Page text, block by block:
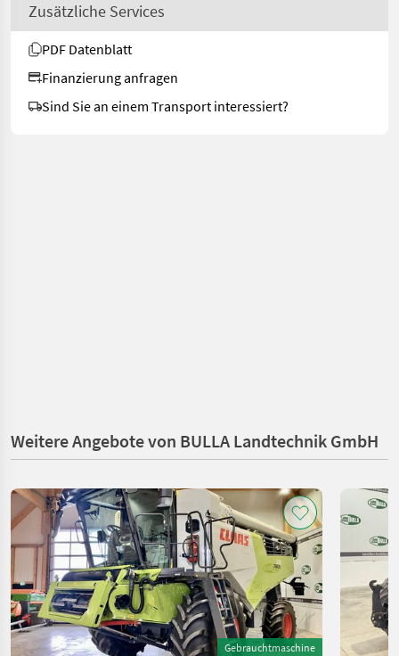
Zusätzliche Services
PDF Datenblatt
Finanzierung anfragen
Sind Sie an einem Transport interessiert?
Weitere Angebote von BULLA Landtechnik GmbH
Gebrauchtmaschine